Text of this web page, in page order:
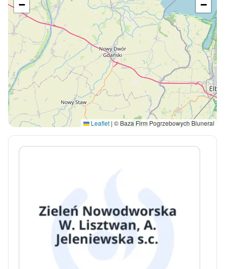
−
−
Leaflet | © Baza Firm Pogrzebowych Bluneral